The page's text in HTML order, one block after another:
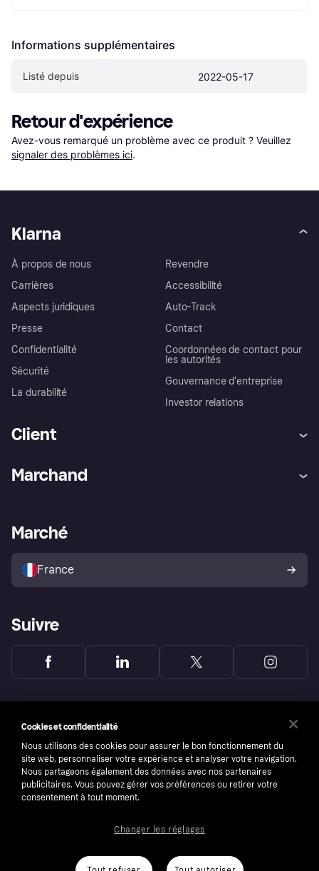
Informations supplémentaires
Listé depuis 2022-05-17
Retour d'expérience
Avez-vous remarqué un problème avec ce produit ? Veuillez
signaler des problèmes ici.
Klarna
À propos de nous
Carrières
Aspects juridiques
Presse
Confidentialité
Sécurité
La durabilité
Revendre
Accessibilité
Auto-Track
Contact
Coordonnées de contact pour
les autorités
Gouvernance d’entreprise
Investor relations
Client
Explorez les magasins
Politique de protection de
l’acheteur Klarna
Marchand
Portail Marchand
Marché
France
Suivre
number: 556737-0431
Cookies et confidentialité
Nous utilisons des cookies pour assurer le bon fonctionnement du
site web, personnaliser votre expérience et analyser votre navigation.
Nous partageons également des données avec nos partenaires
publicitaires. Vous pouvez gérer vos préférences ou retirer votre
consentement à tout moment.
Changer les réglages